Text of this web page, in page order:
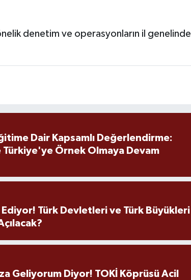
denetim ve operasyonların il genelinde
Dair Kapsamlı Değerlendirme:
Örnek Olmaya Devam
Ediyor! Türk Devletleri ve Türk Büyükleri
Geliyorum Diyor! TOKİ Köprüsü Acil